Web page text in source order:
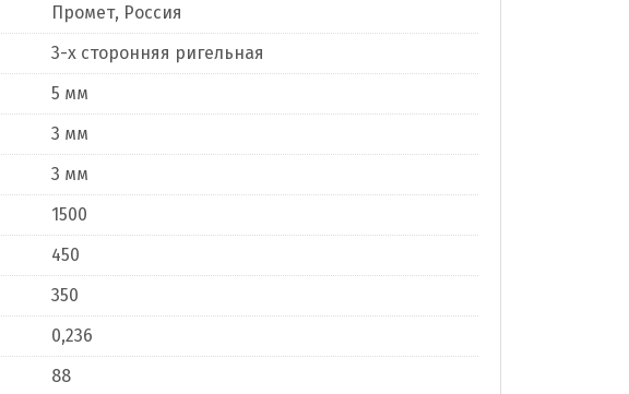
Промет, Россия
3-х сторонняя ригельная
5 мм
3 мм
3 мм
1500
450
350
0,236
88